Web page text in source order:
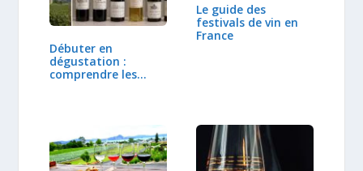
Débuter en
dégustation :
comprendre les
Le guide des
festivals de vin en
France